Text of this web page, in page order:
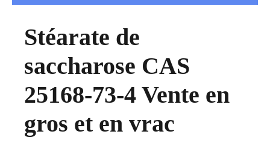
Stéarate de
saccharose CAS
25168-73-4 Vente en
gros et en vrac